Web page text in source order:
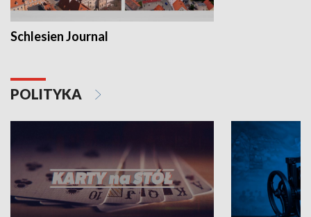
Schlesien Journal
POLITYKA